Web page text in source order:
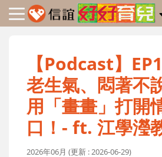
【Podcast】
老生氣、悶著不
用「畫畫」打開
口！- ft. 江學瀅
2026年06月 (更新 : 2026-06-29)